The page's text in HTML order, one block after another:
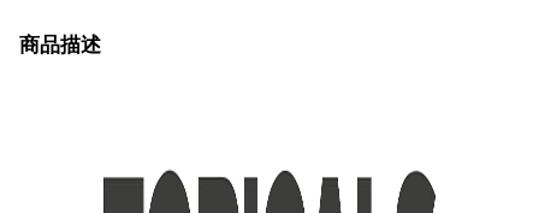
商品描述